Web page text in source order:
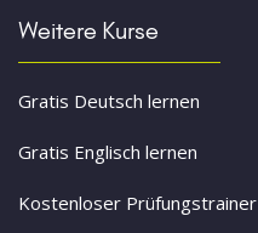
Weitere Kurse
Gratis Deutsch lernen
Gratis Englisch lernen
Kostenloser Prüfungstrainer